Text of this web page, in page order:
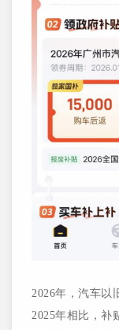
2026年，汽车以
2025年相比，补